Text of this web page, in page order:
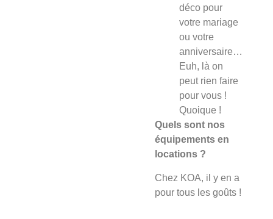
déco pour
votre mariage
ou votre
anniversaire…
Euh, là on
peut rien faire
pour vous !
Quoique !
Quels sont nos
équipements en
locations ?
Chez KOA, il y en a
pour tous les goûts !